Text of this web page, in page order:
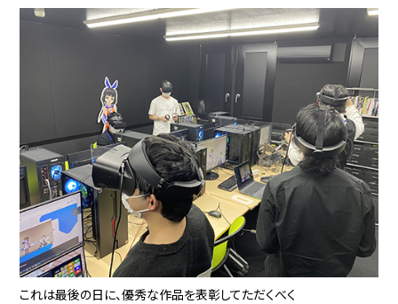
これは最後の日に、優秀な作品を表彰してただくべく